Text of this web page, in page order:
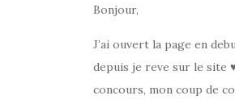
Bonjour,
J’ai ouvert la page en
depuis je reve sur le site
concours, mon coup de